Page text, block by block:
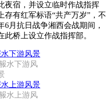
夜宿，并设立临时作战指挥
有红军标语“共产万岁”，不
6月抗日战争湘西会战期间，
桥上设立作战指挥部。
水下游风
水上游风